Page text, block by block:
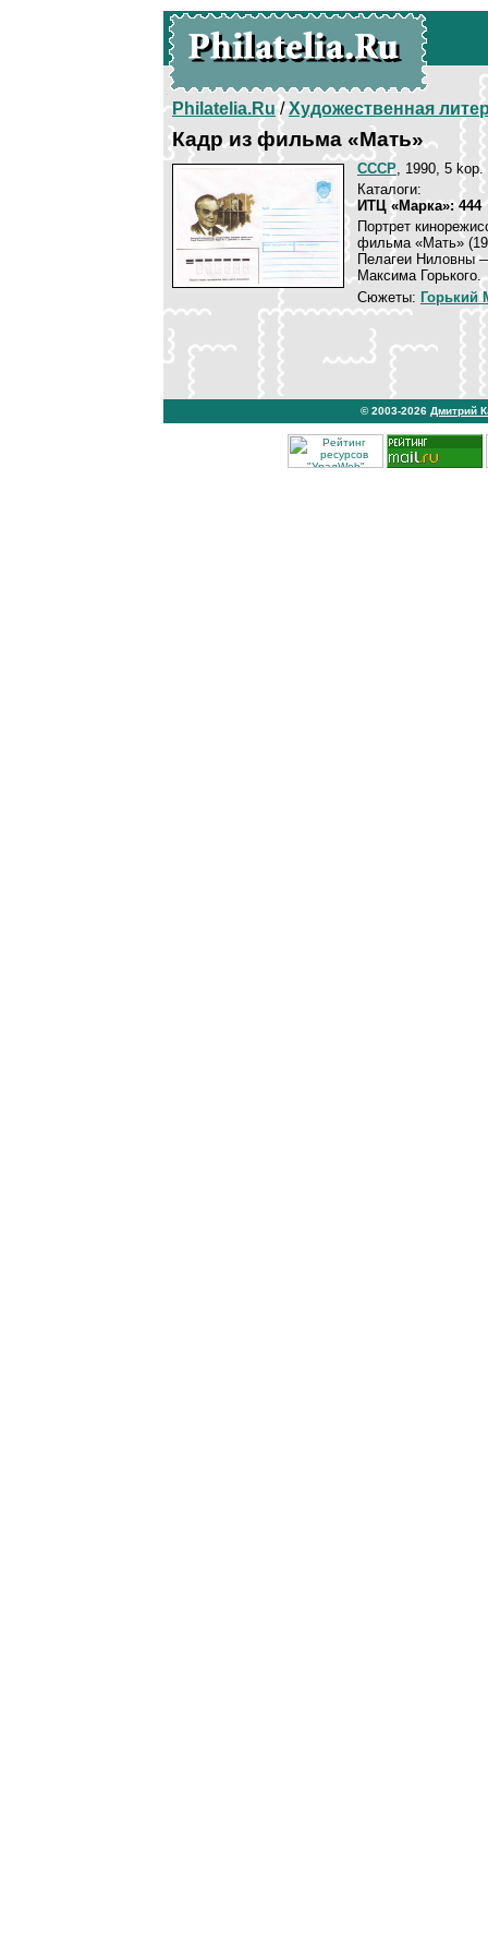
Philatelia.Ru/Художественная
Кадр из фильма «Мать»
СССР, 1990, 5 kop.
Каталоги:
ИТЦ «Марка»: 444
Портрет
фильма «Мать»
Пелагеи Ниловны
Максима Горького.
Сюжеты: Горький
© 2003-2026 Дмитрий